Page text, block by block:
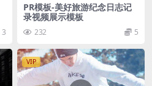
3
PR模板-美好旅游纪念日志记
录视频展示模板
232 5
VIP